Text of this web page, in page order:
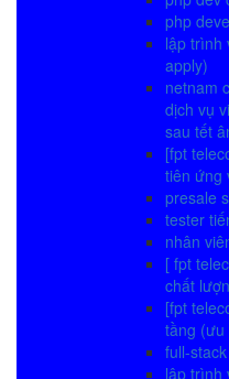
php
lập trình
apply)
netnam
dịch vụ
sau tết
[fpt
tiên ứng
presale
tester
nhân
[ fpt
chất
[fpt
tầng (ưu
full-
lập trình